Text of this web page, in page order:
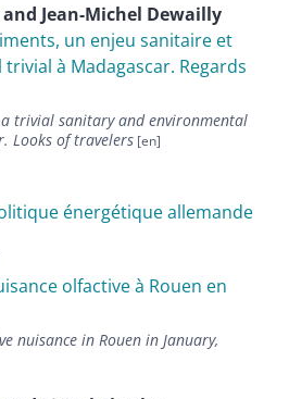
and Jean-Michel Dewailly
un enjeu sanitaire et
à Madagascar. Regards
a trivial sanitary and environmental
Looks of travelers
énergétique allemande
olfactive à Rouen en
nuisance in Rouen in January,